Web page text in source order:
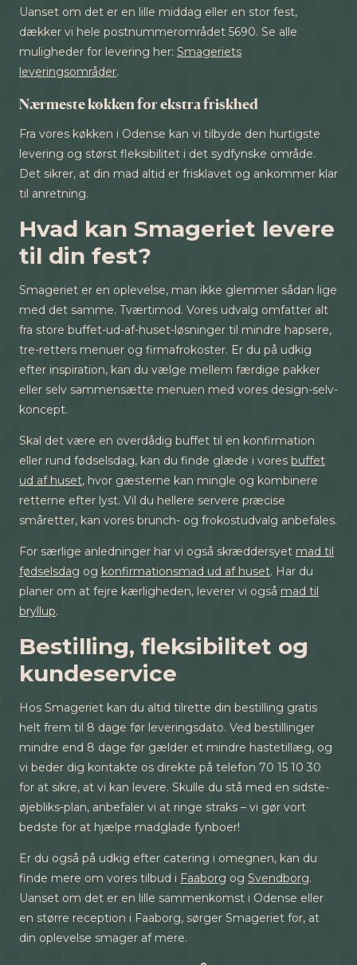
Uanset om det er en lille middag eller en stor fest,
dækker vi hele postnummerområdet 5690. Se alle
muligheder for levering her: Smageriets
leveringsområder.
Nærmeste køkken for ekstra friskhed
Fra vores køkken i Odense kan vi tilbyde den hurtigste
levering og størst fleksibilitet i det sydfynske område.
Det sikrer, at din mad altid er frisklavet og ankommer klar
til anretning.
Hvad kan Smageriet levere
til din fest?
Smageriet er en oplevelse, man ikke glemmer sådan lige
med det samme. Tværtimod. Vores udvalg omfatter alt
fra store buffet-ud-af-huset-løsninger til mindre hapsere,
tre-retters menuer og firmafrokoster. Er du på udkig
efter inspiration, kan du vælge mellem færdige pakker
eller selv sammensætte menuen med vores design-selv-
koncept.
Skal det være en overdådig buffet til en konfirmation
eller rund fødselsdag, kan du finde glæde i vores buffet
ud af huset, hvor gæsterne kan mingle og kombinere
retterne efter lyst. Vil du hellere servere præcise
småretter, kan vores brunch- og frokostudvalg anbefales.
For særlige anledninger har vi også skræddersyet mad til
fødselsdag og konfirmationsmad ud af huset. Har du
planer om at fejre kærligheden, leverer vi også mad til
bryllup.
Bestilling, fleksibilitet og
kundeservice
Hos Smageriet kan du altid tilrette din bestilling gratis
helt frem til 8 dage før leveringsdato. Ved bestillinger
mindre end 8 dage før gælder et mindre hastetillæg, og
vi beder dig kontakte os direkte på telefon 70 15 10 30
for at sikre, at vi kan levere. Skulle du stå med en sidste-
øjebliks-plan, anbefaler vi at ringe straks – vi gør vort
bedste for at hjælpe madglade fynboer!
Er du også på udkig efter catering i omegnen, kan du
finde mere om vores tilbud i Faaborg og Svendborg.
Uanset om det er en lille sammenkomst i Odense eller
en større reception i Faaborg, sørger Smageriet for, at
din oplevelse smager af mere.